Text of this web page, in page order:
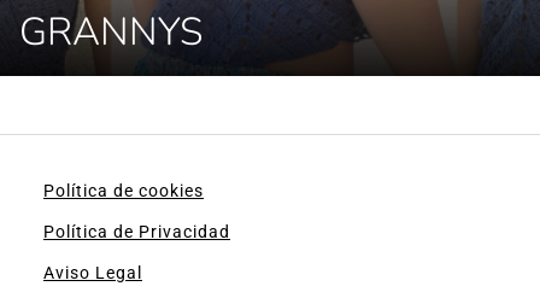
GRANNYS
Política de cookies
Política de Privacidad
Aviso Legal